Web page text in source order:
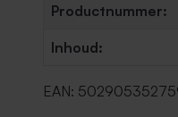
Productnummer:
Inhoud:
EAN: